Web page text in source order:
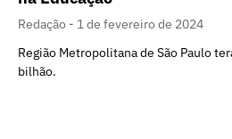
Redação
1 de fevereiro de 2024
Região Metropolitana de São Paulo
bilhão.